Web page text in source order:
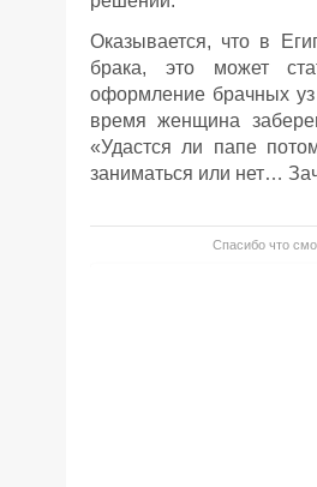
Оказывается, что в
брака, это может
оформление брачных
время женщина
«Удастся ли папе
заниматься или нет…
Спасибо что